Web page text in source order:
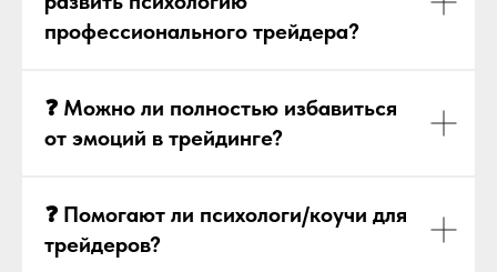
профессионального трейдера?
❓ Можно ли полностью избавиться
от эмоций в трейдинге?
❓ Помогают ли психологи/коучи для
трейдеров?